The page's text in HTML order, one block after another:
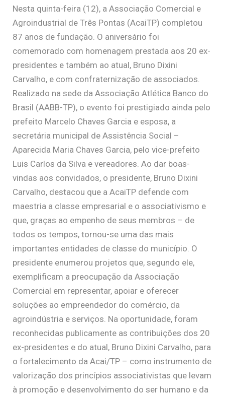
Nesta quinta-feira (12), a Associação Comercial e
Agroindustrial de Três Pontas (AcaiTP) completou
87 anos de fundação. O aniversário foi
comemorado com homenagem prestada aos 20 ex-
presidentes e também ao atual, Bruno Dixini
Carvalho, e com confraternização de associados.
Realizado na sede da Associação Atlética Banco do
Brasil (AABB-TP), o evento foi prestigiado ainda pelo
prefeito Marcelo Chaves Garcia e esposa, a
secretária municipal de Assistência Social –
Aparecida Maria Chaves Garcia, pelo vice-prefeito
Luis Carlos da Silva e vereadores. Ao dar boas-
vindas aos convidados, o presidente, Bruno Dixini
Carvalho, destacou que a AcaiTP defende com
maestria a classe empresarial e o associativismo e
que, graças ao empenho de seus membros – de
todos os tempos, tornou-se uma das mais
importantes entidades de classe do município. O
presidente enumerou projetos que, segundo ele,
exemplificam a preocupação da Associação
Comercial em representar, apoiar e oferecer
soluções ao empreendedor do comércio, da
agroindústria e serviços. Na oportunidade, foram
reconhecidas publicamente as contribuições dos 20
ex-presidentes e do atual, Bruno Dixini Carvalho, para
o fortalecimento da Acai/TP – como instrumento de
valorização dos princípios associativistas que levam
à promoção e desenvolvimento do ser humano e da